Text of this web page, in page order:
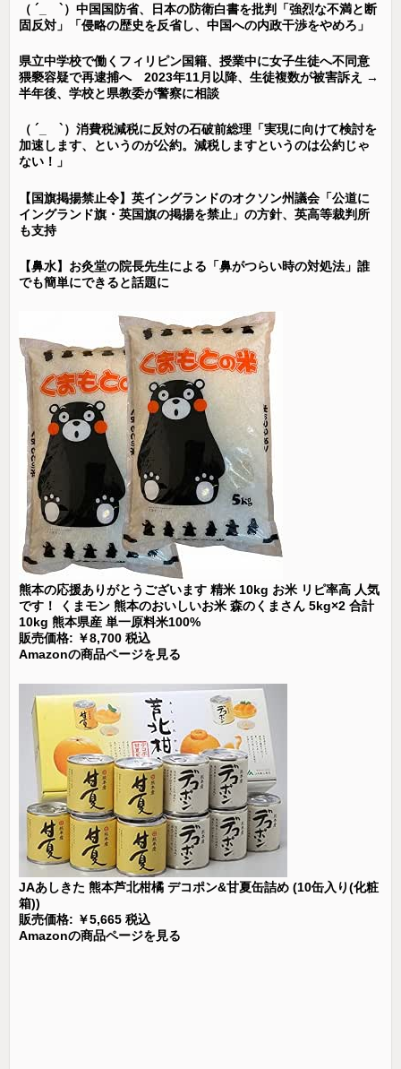
（ ´_ゝ`）中国国防省、日本の防衛白書を批判「強烈な不満と断
固反対」「侵略の歴史を反省し、中国への内政干渉をやめろ」
県立中学校で働くフィリピン国籍、授業中に女子生徒へ不同意
猥褻容疑で再逮捕へ 2023年11月以降、生徒複数が被害訴え →
半年後、学校と県教委が警察に相談
（ ´_ゝ`）消費税減税に反対の石破前総理「実現に向けて検討を
加速します、というのが公約。減税しますというのは公約じゃ
ない！」
【国旗掲揚禁止令】英イングランドのオクソン州議会「公道に
イングランド旗・英国旗の掲揚を禁止」の方針、英高等裁判所
も支持
【鼻水】お灸堂の院長先生による「鼻がつらい時の対処法」誰
でも簡単にできると話題に
熊本の応援ありがとうございます 精米 10kg お米 リピ率高 人気
です！ くまモン 熊本のおいしいお米 森のくまさん 5kg×2 合計
10kg 熊本県産 単一原料米100%
販売価格: ￥8,700 税込
Amazonの商品ページを見る
JAあしきた 熊本芦北柑橘 デコポン&甘夏缶詰め (10缶入り(化粧
箱))
販売価格: ￥5,665 税込
Amazonの商品ページを見る